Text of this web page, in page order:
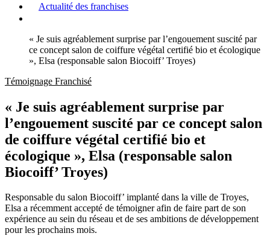
Actualité des franchises
« Je suis agréablement surprise par l’engouement suscité par
ce concept salon de coiffure végétal certifié bio et écologique
», Elsa (responsable salon Biocoiff’ Troyes)
Témoignage Franchisé
« Je suis agréablement surprise par
l’engouement suscité par ce concept salon
de coiffure végétal certifié bio et
écologique », Elsa (responsable salon
Biocoiff’ Troyes)
Responsable du salon Biocoiff’ implanté dans la ville de Troyes,
Elsa a récemment accepté de témoigner afin de faire part de son
expérience au sein du réseau et de ses ambitions de développement
pour les prochains mois.